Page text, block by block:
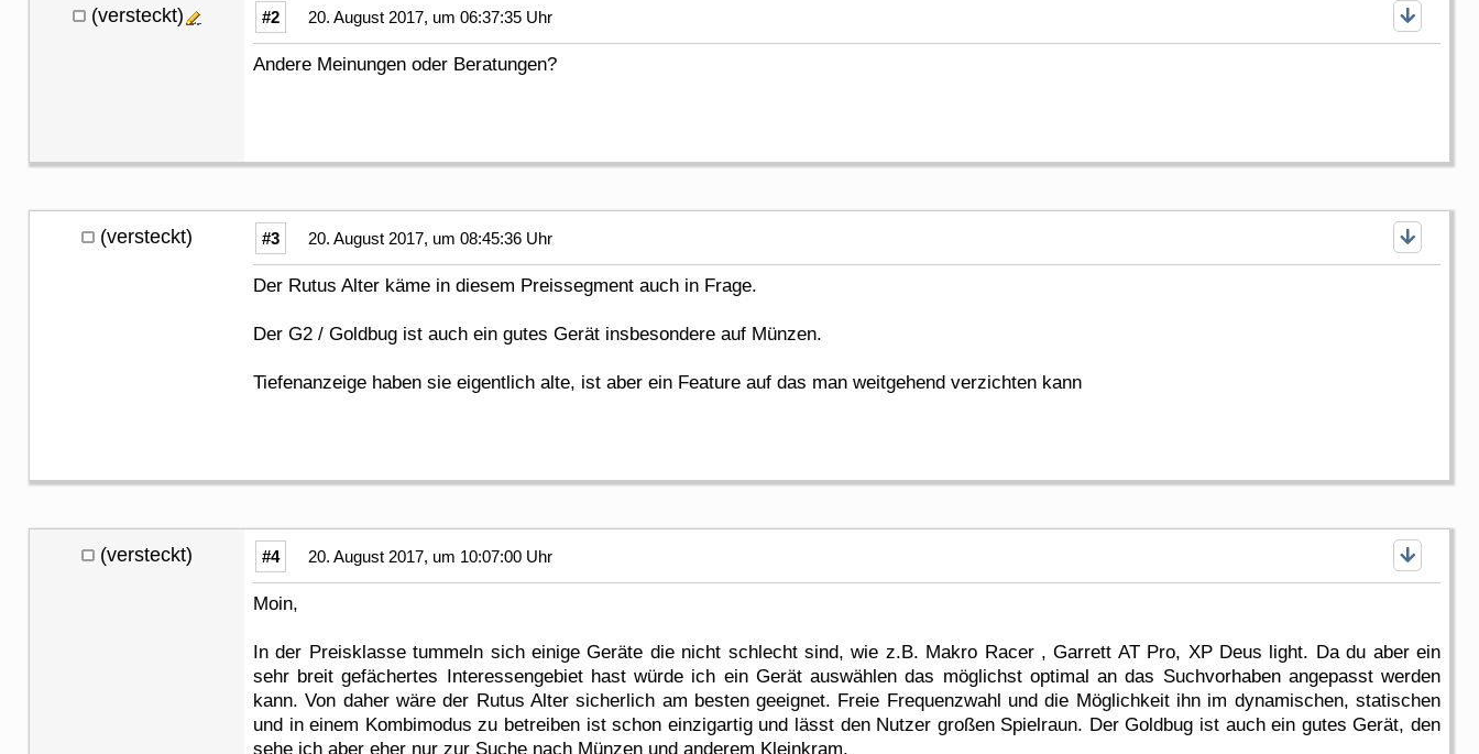
(versteckt) #2 20. August 2017, um 06:37:35 Uhr
Andere Meinungen oder Beratungen?
(versteckt) #3 20. August 2017, um 08:45:36 Uhr
Der Rutus Alter käme in diesem Preissegment auch in Frage.
Der G2 / Goldbug ist auch ein gutes Gerät insbesondere auf Münzen.
Tiefenanzeige haben sie eigentlich alte, ist aber ein Feature auf das man weitgehend verzichten kann
(versteckt) #4 20. August 2017, um 10:07:00 Uhr
Moin,
In der Preisklasse tummeln sich einige Geräte die nicht schlecht sind, wie z.B. Makro Racer , Garrett AT Pro, XP Deus light. Da du aber ein
sehr breit gefächertes Interessengebiet hast würde ich ein Gerät auswählen das möglichst optimal an das Suchvorhaben angepasst werden
kann. Von daher wäre der Rutus Alter sicherlich am besten geeignet. Freie Frequenzwahl und die Möglichkeit ihn im dynamischen, statischen
und in einem Kombimodus zu betreiben ist schon einzigartig und lässt den Nutzer großen Spielraun. Der Goldbug ist auch ein gutes Gerät, den
sehe ich aber eher nur zur Suche nach Münzen und anderem Kleinkram.